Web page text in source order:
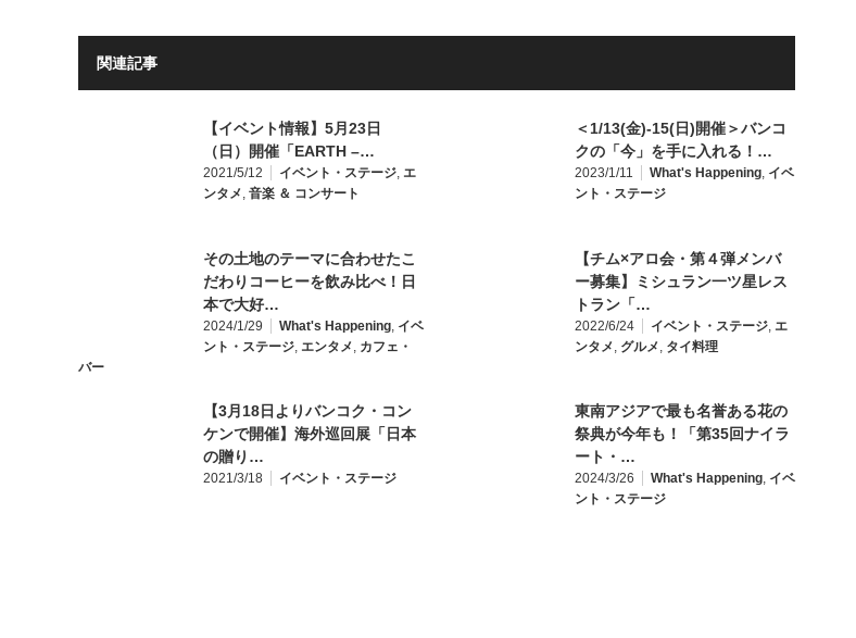
関連記事
【イベント情報】5月23日
（日）開催「EARTH –…
2021/5/12 イベント・ステージ, エ
ンタメ, 音楽 ＆ コンサート
＜1/13(金)-15(日)開催＞バンコ
クの「今」を手に入れる！…
2023/1/11 What's Happening, イベ
ント・ステージ
その土地のテーマに合わせたこ
だわりコーヒーを飲み比べ！日
本で大好…
2024/1/29 What's Happening, イベ
ント・ステージ, エンタメ, カフェ・
バー
【チム×アロ会・第４弾メンバ
ー募集】ミシュラン一ツ星レス
トラン「…
2022/6/24 イベント・ステージ, エ
ンタメ, グルメ, タイ料理
【3月18日よりバンコク・コン
ケンで開催】海外巡回展「日本
の贈り…
2021/3/18 イベント・ステージ
東南アジアで最も名誉ある花の
祭典が今年も！「第35回ナイラ
ート・…
2024/3/26 What's Happening, イベ
ント・ステージ